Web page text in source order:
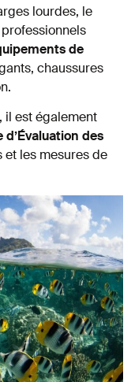
lourdes, le
de
chaussures
il est également
des
et les mesures de